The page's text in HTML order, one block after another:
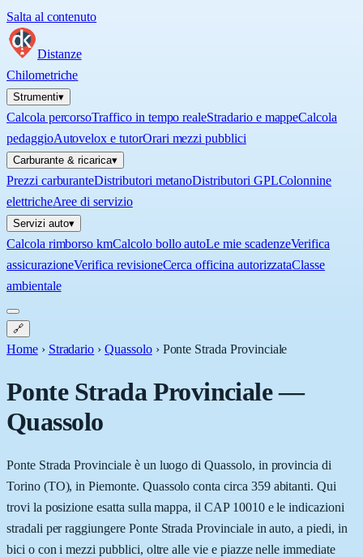
Salta al contenuto
Distanze
Chilometriche
Strumenti▾
Calcola percorsoTraffico in tempo realeStradario e mappeCalcola
pedaggioAutovelox e tutorOrari mezzi pubblici
Carburante & ricarica▾
Prezzi carburanteDistributori metanoDistributori GPLColonnine
elettricheAree di servizio
Servizi auto▾
Calcola rimborso kmCalcolo bollo autoLe mie scadenzeVerifica
assicurazioneVerifica revisioneCerca officina autorizzataClasse
ambientale
🔗
Home › Stradario › Quassolo › Ponte Strada Provinciale
Ponte Strada Provinciale—
Quassolo
Ponte Strada Provinciale è un luogo di Quassolo, in provincia di
Torino (TO), in Piemonte. Quassolo conta circa 359 abitanti. Qui
trovi la posizione esatta sulla mappa, il CAP 10010 e le indicazioni
stradali per raggiungere Ponte Strada Provinciale in auto, a piedi, in
bici o con i mezzi pubblici, oltre alle vie e piazze nelle immediate